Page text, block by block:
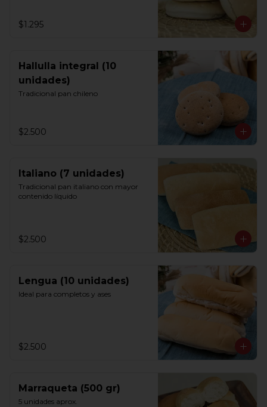
$1.295
Hallulla integral (10
unidades)
Tradicional pan chileno
$2.500
Italiano (7 unidades)
Tradicional pan italiano con mayor
contenido líquido
$2.500
Lengua (10 unidades)
Ideal para completos y ases
$2.500
Marraqueta (500 gr)
5 unidades aprox.